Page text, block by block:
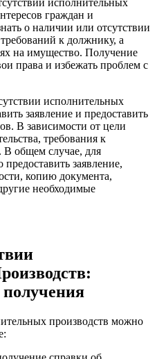
граждан и
о наличии или отсутствии
к должнику, а
на имущество. Получение
права и избежать проблем с
исполнительных
заявление и предоставить
В зависимости от цели
требования к
В общем случае, для
заявление,
копию документа,
необходимые
получения
производств можно